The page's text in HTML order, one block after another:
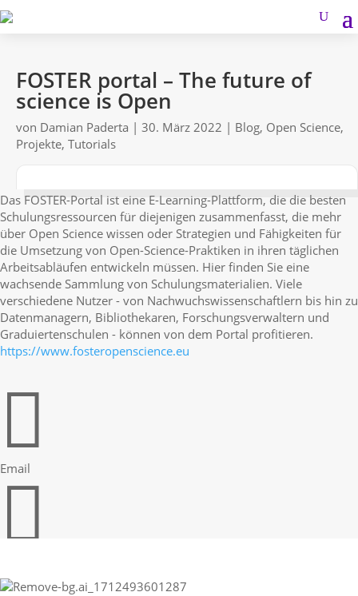
FOSTER portal – The future of
science is Open
von Damian Paderta | 30. März 2022 | Blog, Open Science,
Projekte, Tutorials
Das FOSTER-Portal ist eine E-Learning-Plattform, die die besten
Schulungsressourcen für diejenigen zusammenfasst, die mehr
über Open Science wissen oder Strategien und Fähigkeiten für
die Umsetzung von Open-Science-Praktiken in ihren täglichen
Arbeitsabläufen entwickeln müssen. Hier finden Sie eine
wachsende Sammlung von Schulungsmaterialien. Viele
verschiedene Nutzer - von Nachwuchswissenschaftlern bis hin zu
Datenmanagern, Bibliothekaren, Forschungsverwaltern und
Graduiertenschulen - können von dem Portal profitieren.
https://www.fosteropenscience.eu

Email
